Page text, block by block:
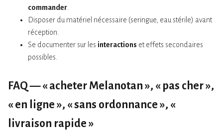
commander.
Disposer du matériel nécessaire (seringue, eau stérile) avant
réception.
Se documenter sur les interactions et effets secondaires
possibles.
FAQ — « acheter Melanotan », « pas cher »,
« en ligne », « sans ordonnance », «
livraison rapide »